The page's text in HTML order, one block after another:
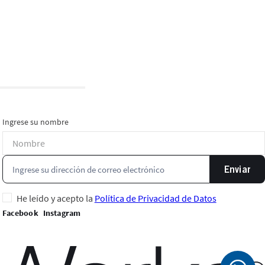
Ingrese su nombre
Enviar
He leído y acepto la Política de Privacidad de Datos